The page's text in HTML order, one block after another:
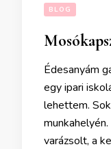
BLOG
Édesanyám
egy ipari
lehettem.
varázsolt, a